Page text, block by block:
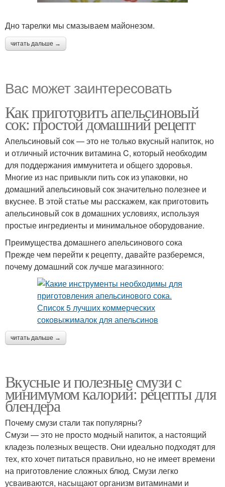
Дно тарелки мы смазываем майонезом.
читать дальше →
Вас может заинтересовать
Как приготовить апельсиновый
сок: простой домашний рецепт
Апельсиновый сок — это не только вкусный напиток, но
и отличный источник витамина C, который необходим
для поддержания иммунитета и общего здоровья.
Многие из нас привыкли пить сок из упаковки, но
домашний апельсиновый сок значительно полезнее и
вкуснее. В этой статье мы расскажем, как приготовить
апельсиновый сок в домашних условиях, используя
простые ингредиенты и минимальное оборудование.
Преимущества домашнего апельсинового сока
Прежде чем перейти к рецепту, давайте разберемся,
почему домашний сок лучше магазинного:
читать дальше →
Вкусные и полезные смузи с
минимумом калорий: рецепты для
блендера
Почему смузи стали так популярны?
Смузи — это не просто модный напиток, а настоящий
кладезь полезных веществ. Они идеально подходят для
тех, кто хочет питаться правильно, но не имеет времени
на приготовление сложных блюд. Смузи легко
усваиваются, насыщают организм витаминами и